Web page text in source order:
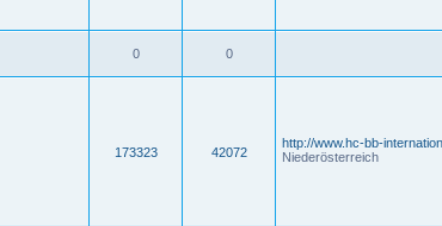
0 0
173323 42072
http://www.hc-bb-
Niederösterreich